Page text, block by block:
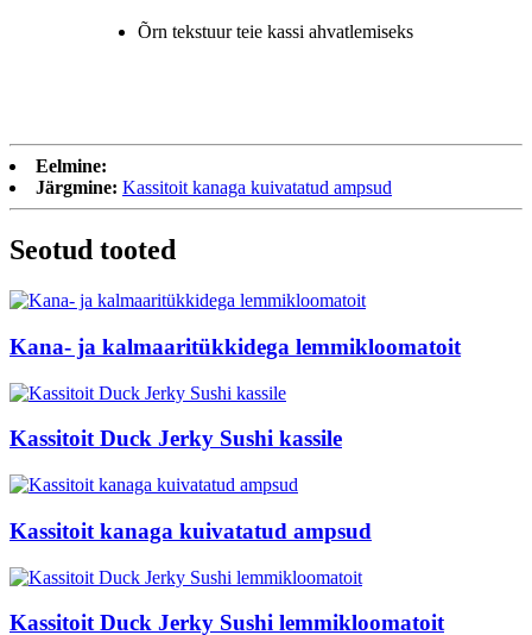
Õrn tekstuur teie kassi ahvatlemiseks
Eelmine:
Järgmine: Kassitoit kanaga kuivatatud ampsud
Seotud tooted
Kana- ja kalmaaritükkidega lemmikloomatoit
Kassitoit Duck Jerky Sushi kassile
Kassitoit kanaga kuivatatud ampsud
Kassitoit Duck Jerky Sushi lemmikloomatoit